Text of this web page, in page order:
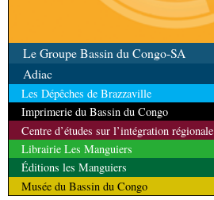
Le Groupe Bassin du Congo-SA
Adiac
Les Dépêches de Brazzaville
Imprimerie du Bassin du Congo
Centre d’études sur l’intégration régionale
Librairie Les Manguiers
Éditions les Manguiers
Musée du Bassin du Congo